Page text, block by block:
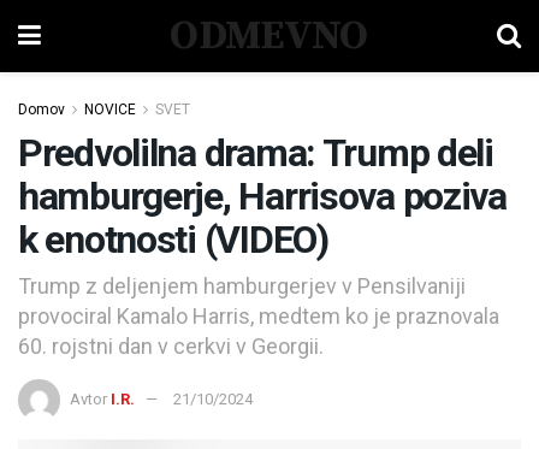
ODMEVNO
Domov NOVICE SVET
Predvolilna drama: Trump deli
hamburgerje, Harrisova poziva
k enotnosti (VIDEO)
Trump z deljenjem hamburgerjev v Pensilvaniji
provociral Kamalo Harris, medtem ko je praznovala
60. rojstni dan v cerkvi v Georgii.
Avtor I.R. 21/10/2024